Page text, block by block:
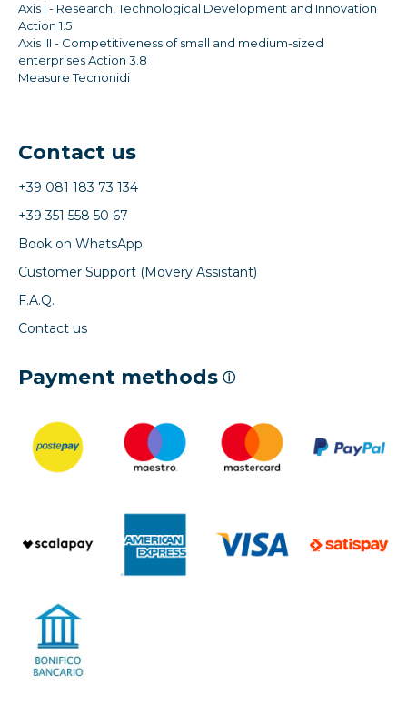
Axis | - Research, Technological Development and Innovation
Action 1.5
Axis III - Competitiveness of small and medium-sized
enterprises Action 3.8
Measure Tecnonidi
Contact us
+39 081 183 73 134
+39 351 558 50 67
Book on WhatsApp
Customer Support (Movery Assistant)
F.A.Q.
Contact us
Payment methods ⓘ